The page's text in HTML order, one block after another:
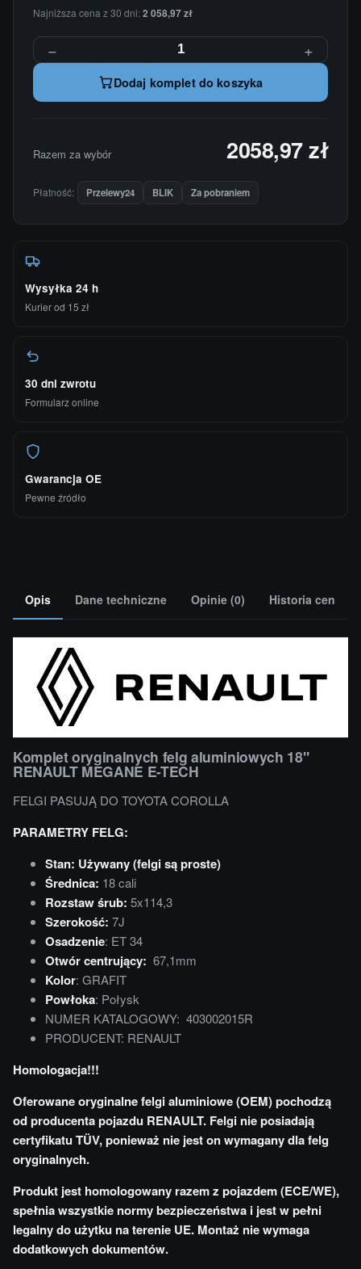
Najniższa cena z 30 dni:2 058,97 zł
− +
Dodaj komplet do koszyka
Razem za wybór 2058,97 zł
Płatność: Przelewy24 BLIK Za pobraniem
Wysyłka 24 h
Kurier od 15 zł
30 dni zwrotu
Formularz online
Gwarancja OE
Pewne źródło
Opis Dane techniczne Opinie (0) Historia cen
Komplet oryginalnych felg aluminiowych 18"
RENAULT MEGANE E-TECH
FELGI PASUJĄ DO TOYOTA COROLLA
PARAMETRY FELG:
Stan: Używany (felgi są proste)
Średnica: 18 cali
Rozstaw śrub: 5x114,3
Szerokość: 7J
Osadzenie: ET 34
Otwór centrujący: 67,1mm
Kolor: GRAFIT
Powłoka: Połysk
NUMER KATALOGOWY: 403002015R
PRODUCENT: RENAULT
Homologacja!!!
Oferowane oryginalne felgi aluminiowe (OEM) pochodzą
od producenta pojazdu RENAULT. Felgi nie posiadają
certyfikatu TÜV, ponieważ nie jest on wymagany dla felg
oryginalnych.
Produkt jest homologowany razem z pojazdem (ECE/WE),
spełnia wszystkie normy bezpieczeństwa i jest w pełni
legalny do użytku na terenie UE. Montaż nie wymaga
dodatkowych dokumentów.